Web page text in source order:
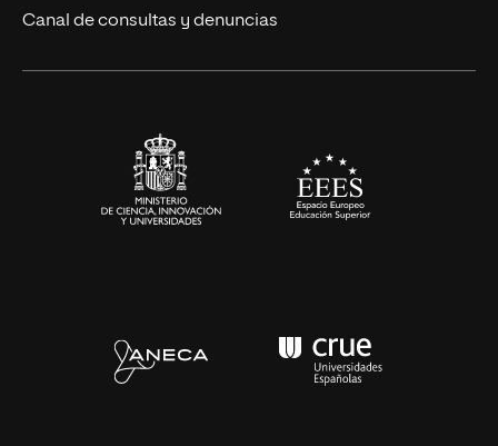
Eventos
Canal de consultas y denuncias